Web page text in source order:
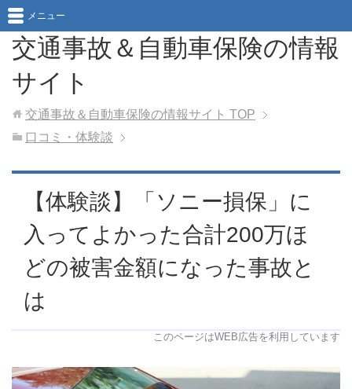
交通事故＆自動車保険の情報
サイト
メニュー
交通事故＆自動車保険の情報サイト TOP
口コミ・体験談
【体験談】「ソニー損保」に
入ってよかった合計200万ほ
どの被害金額になった事故と
は
このページはWEB広告を利用しています